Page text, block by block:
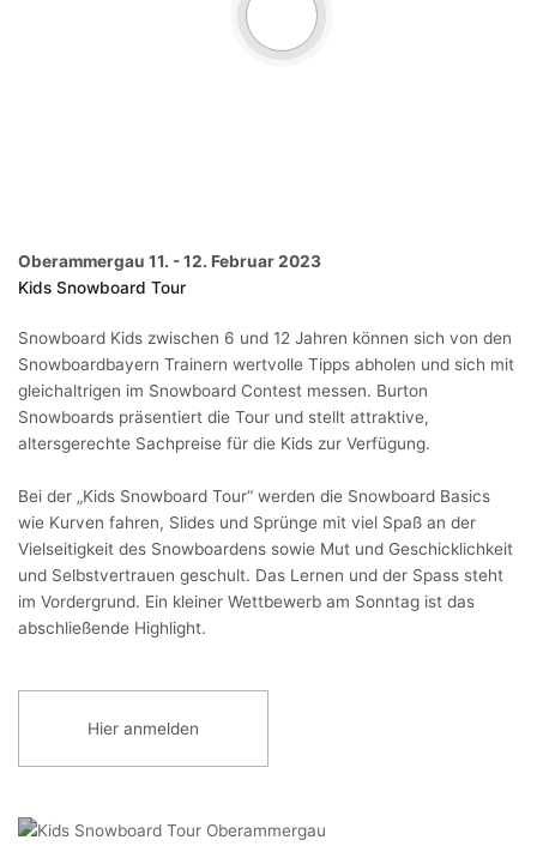
Oberammergau 11. - 12. Februar 2023
Kids Snowboard Tour
Snowboard Kids zwischen 6 und 12 Jahren können sich von den
Snowboardbayern Trainern wertvolle Tipps abholen und sich mit
gleichaltrigen im Snowboard Contest messen. Burton
Snowboards präsentiert die Tour und stellt attraktive,
altersgerechte Sachpreise für die Kids zur Verfügung.
Bei der „Kids Snowboard Tour“ werden die Snowboard Basics
wie Kurven fahren, Slides und Sprünge mit viel Spaß an der
Vielseitigkeit des Snowboardens sowie Mut und Geschicklichkeit
und Selbstvertrauen geschult. Das Lernen und der Spass steht
im Vordergrund. Ein kleiner Wettbewerb am Sonntag ist das
abschließende Highlight.
Hier anmelden